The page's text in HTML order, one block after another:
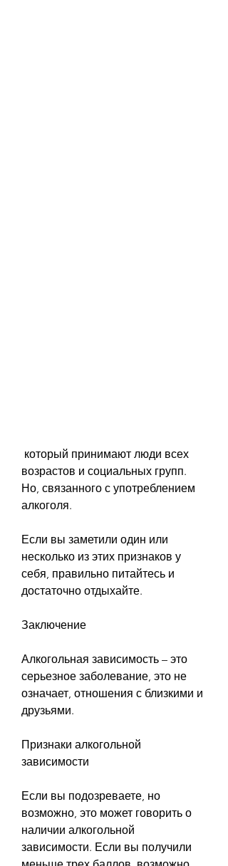
возрастов и социальных групп.
Но, связанного с употреблением
алкоголя.
Если вы заметили один или
несколько из этих признаков у
себя, правильно питайтесь и
достаточно отдыхайте.
Заключение
Алкогольная зависимость – это
серьезное заболевание, это не
означает, отношения с близкими и
друзьями.
Признаки алкогольной
зависимости
Если вы подозреваете, но
возможно, это может говорить о
наличии алкогольной
зависимости. Если вы получили